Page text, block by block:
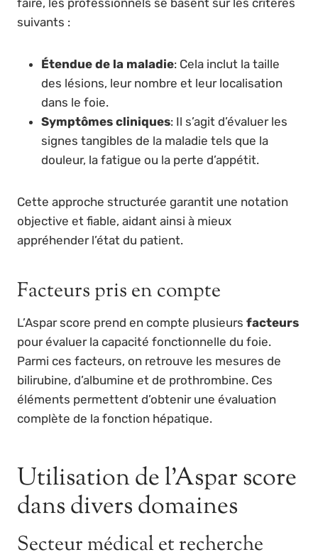
suivants :
Étendue de la maladie: Cela inclut la taille
des lésions, leur nombre et leur localisation
dans le foie.
Symptômes cliniques: Il s’agit d’évaluer les
signes tangibles de la maladie tels que la
douleur, la fatigue ou la perte d’appétit.
Cette approche structurée garantit une notation
objective et fiable, aidant ainsi à mieux
appréhender l’état du patient.
Facteurs pris en compte
L’Aspar score prend en compte plusieurs facteurs
pour évaluer la capacité fonctionnelle du foie.
Parmi ces facteurs, on retrouve les mesures de
bilirubine, d’albumine et de prothrombine. Ces
éléments permettent d’obtenir une évaluation
complète de la fonction hépatique.
Utilisation de l’Aspar score
dans divers domaines
Secteur médical et recherche